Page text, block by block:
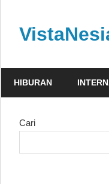
content
dan
dalam
platform
HIBURAN
Cari